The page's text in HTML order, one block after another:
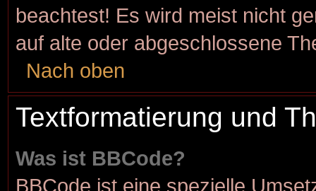
beachtest! Es wird meist nicht
auf alte oder abgeschlossene
Nach oben
Textformatierung und
Was ist BBCode?
BBCode ist eine spezielle